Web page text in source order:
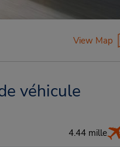
View Map
véhicule
4.44 mille